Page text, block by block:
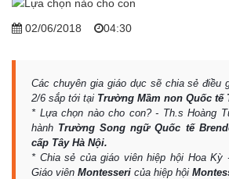
02/06/2018 04:30
Các chuyên gia giáo dục sẽ chia sẻ điều
2/6 sắp tới tại Trường Mầm non Quốc tế
* Lựa chọn nào cho con? - Th.s Hoàng
hành Trường Song ngữ Quốc tế
cấp Tây Hà Nội.
* Chia sẻ của giáo viên hiệp hội Hoa Kỳ
Giáo viên Montesseri của hiệp hội